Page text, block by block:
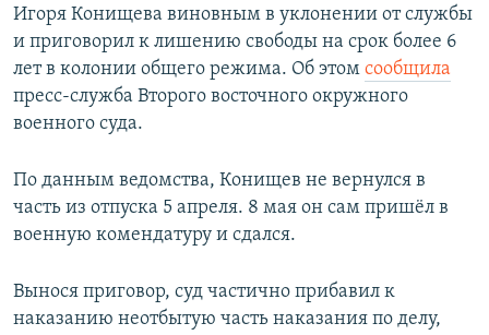
Все сайты РСЕ/РС
Игоря Конищева виновным в уклонении от службы
и приговорил к лишению свободы на срок более 6
лет в колонии общего режима. Об этом сообщила
пресс-служба Второго восточного окружного
военного суда.
По данным ведомства, Конищев не вернулся в
часть из отпуска 5 апреля. 8 мая он сам пришёл в
военную комендатуру и сдался.
Вынося приговор, суд частично прибавил к
наказанию неотбытую часть наказания по делу,